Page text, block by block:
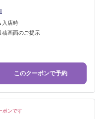
入店時
稿画面のご提示
このクーポンで予約
ポンです